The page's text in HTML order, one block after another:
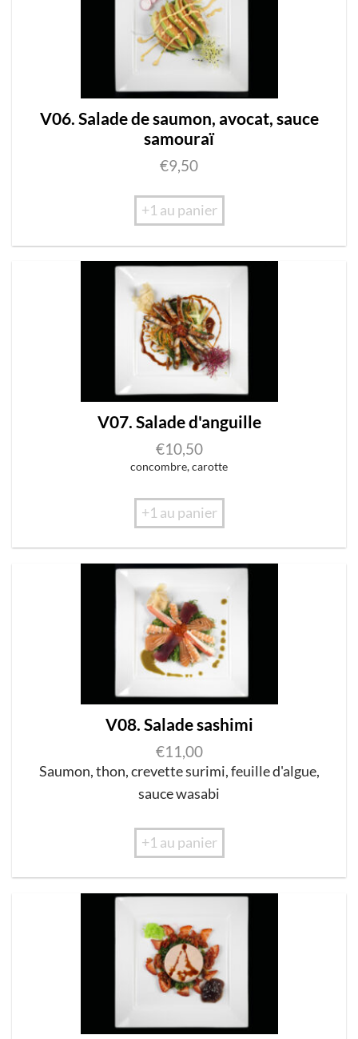
V06. Salade de saumon, avocat, sauce
samouraï
€9,50
+1 au panier
V07. Salade d'anguille
€10,50
concombre, carotte
+1 au panier
V08. Salade sashimi
€11,00
Saumon,thon,crevette surimi,feuille d'algue,
sauce wasabi
+1 au panier